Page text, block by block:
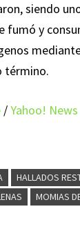
siendo
fumó y
término.
/Yahoo! News
HALLADOS
MOMIAS